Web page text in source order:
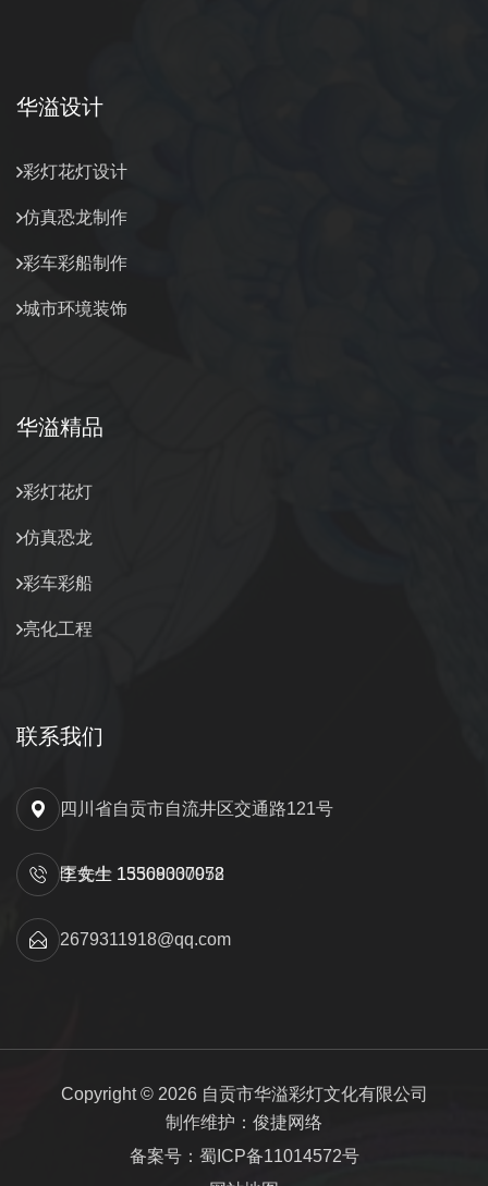
华溢设计
彩灯花灯设计
仿真恐龙制作
彩车彩船制作
城市环境装饰
华溢精品
彩灯花灯
仿真恐龙
彩车彩船
亮化工程
联系我们
四川省自贡市自流井区交通路121号
匡先生 15309000052
李女士 13568337978
2679311918@qq.com
Copyright © 2026 自贡市华溢彩灯文化有限公司
制作维护：俊捷网络
备案号：蜀ICP备11014572号